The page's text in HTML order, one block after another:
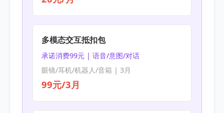
多模态交互抵扣包
承诺消费99元 | 语音/意图/对话
眼镜/耳机/机器人/音箱 | 3月
99元/3月